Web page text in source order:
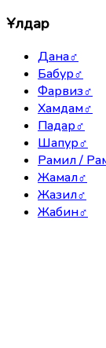
Ұлдар
Дана♂
Бабур♂
Фарвиз♂
Хамдам♂
Падар♂
Шапур♂
Рамил /
Жамал♂
Жазил♂
Жабин♂